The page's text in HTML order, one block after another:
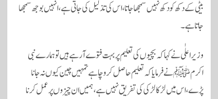
بیٹی کے دکھ کو دکھ نہیں سمجھا جاتا، اس کی تذلیل کی جاتی ہے، انہیں بوجھ سمجھا
جاتا ہے۔
وزیر اعلٰی نے کہا کہ بچیوں کی تعلیم پر بہت فتوے آرہے ہیں تو ہمارے نبی
اکرمﷺ نے فرمایا کہ تعلیم حاصل کرو چاہے تمہیں چین کیوں نہ جانا
پڑے، اس میں لڑکا لڑکی کی تفریق نہیں ہے، ہمیں ان چیزوں پر عمل کرنا